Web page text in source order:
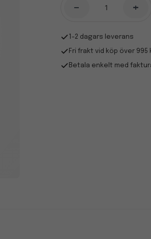
- +
1-2 dagars leverans
Fri frakt vid köp över 995
Betala enkelt med